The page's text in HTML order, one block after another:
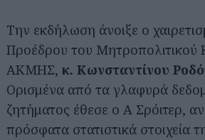
Την εκδήλωση άνοιξε ο
Προέδρου του Μητροπολιτικού
ΑΚΜΗΣ, κ. Κωνσταντίνου
Ορισμένα από τα γλαφυρά
ζητήματος έθεσε ο Α Σρόιτερ,
πρόσφατα στατιστικά στοιχεία